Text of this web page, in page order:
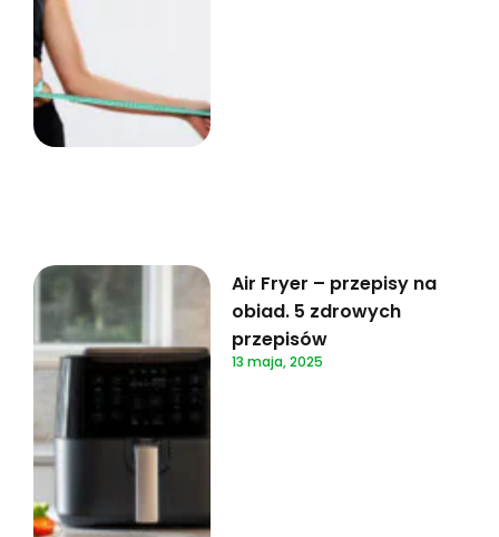
Air Fryer – przepisy na
obiad. 5 zdrowych
przepisów
13 maja, 2025